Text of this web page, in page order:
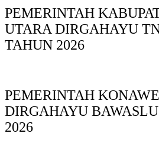
PEMERINTAH
UTARA DIRGAHAYU
TAHUN 2026
PEMERINTAH
DIRGAHAYU
2026